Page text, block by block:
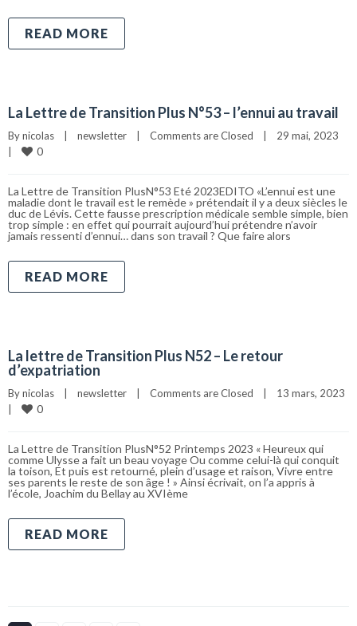
READ MORE
La Lettre de Transition Plus N°53 – l’ennui au travail
By nicolas newsletter Comments are Closed
0
La Lettre de Transition PlusN°53 Eté 2023EDITO «L’ennui est une
maladie dont le travail est le remède » prétendait il y a deux siècles le
duc de Lévis. Cette fausse prescription médicale semble simple, bien
trop simple : en effet qui pourrait aujourd’hui prétendre n’avoir
jamais ressenti d’ennui… dans son travail ? Que faire alors
READ MORE
La lettre de Transition Plus N52 – Le retour
d’expatriation
By nicolas newsletter Comments are Closed
0
La Lettre de Transition PlusN°52 Printemps 2023 « Heureux qui
comme Ulysse a fait un beau voyage Ou comme celui-là qui conquit
la toison, Et puis est retourné, plein d’usage et raison, Vivre entre
ses parents le reste de son âge ! » Ainsi écrivait, on l’a appris à
l’école, Joachim du Bellay au XVIème
READ MORE